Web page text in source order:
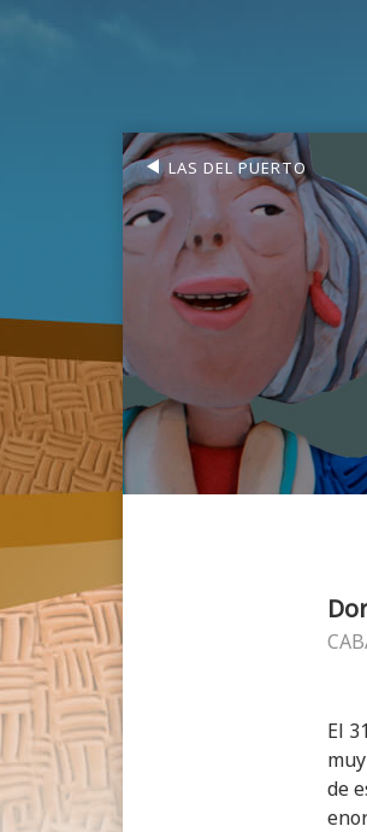
LAS DEL PUERTO
El
de